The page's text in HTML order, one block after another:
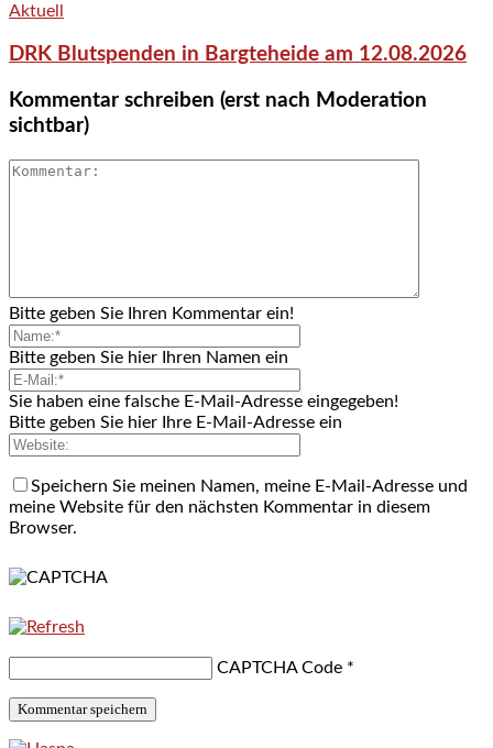
Aktuell
DRK Blutspenden in Bargteheide am 12.08.2026
Kommentar schreiben (erst nach Moderation
sichtbar)
Bitte geben Sie Ihren Kommentar ein!
Bitte geben Sie hier Ihren Namen ein
Sie haben eine falsche E-Mail-Adresse eingegeben!
Bitte geben Sie hier Ihre E-Mail-Adresse ein
Speichern Sie meinen Namen, meine E-Mail-Adresse und
meine Website für den nächsten Kommentar in diesem
Browser.
CAPTCHA Code *